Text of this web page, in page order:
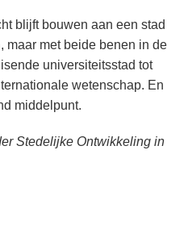
blijft bouwen aan een stad
maar met beide benen in de
universiteitsstad tot
wetenschap. En
middelpunt.
Stedelijke Ontwikkeling in